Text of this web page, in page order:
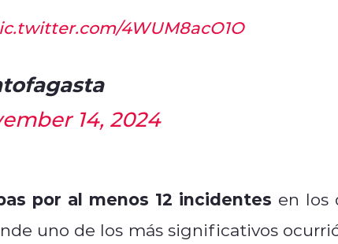
4WUM8acO1O
14, 2024
por al menos 12 incidentes en los
uno de los más significativos